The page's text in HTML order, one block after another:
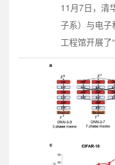
11月7日，清
子系）与电子
工程馆开展了
主题的教育联
信工程学院党
行，电子系党
子成员、机关
议现场会上，
了欢迎，并